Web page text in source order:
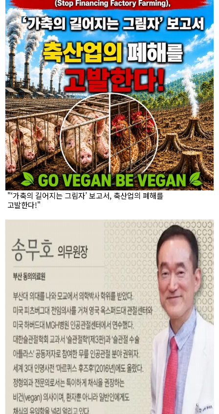
"‘가축의 길어지는 그림자’ 보고서, 축산업의 폐해를
고발한다!"